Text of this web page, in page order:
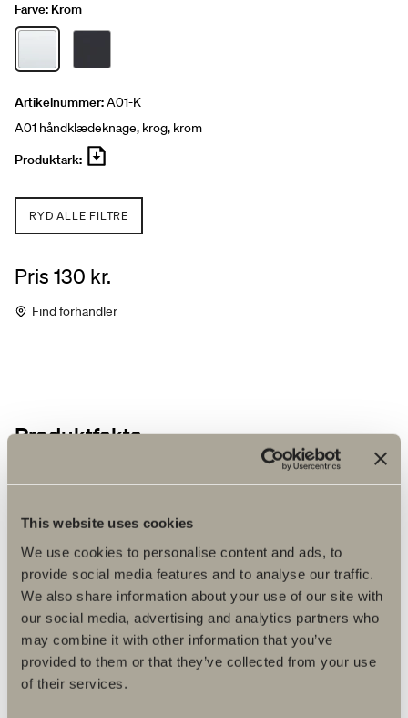
This website uses cookies
We use cookies to personalise content and ads, to
provide social media features and to analyse our traffic.
We also share information about your use of our site with
our social media, advertising and analytics partners who
may combine it with other information that you’ve
provided to them or that they’ve collected from your use
of their services.
samtidig med at Lina tilfører hvert enkelt element dets
egen identitet. Detaljer måske. Men vigtige for et komplet
krom og sort mat.
Farve: Krom
Artikelnummer:A01-K
A01 håndklædeknage, krog, krom
Produktark:
RYD ALLE FILTRE
Pris 130 kr.
Find forhandler
Produktfakta
Monteringsvejledninger
Artikelnummer
Specifikation